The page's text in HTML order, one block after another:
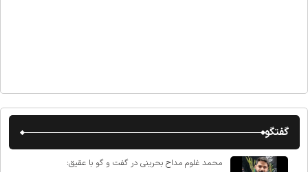
گفتگو
محمد غلوم مداح بحرینی در گفت و گو با عقیق: